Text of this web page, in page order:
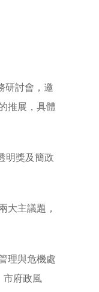
研討會，邀
推展，具體
明獎及簡政
大主議題，
理與危機處
市府政風